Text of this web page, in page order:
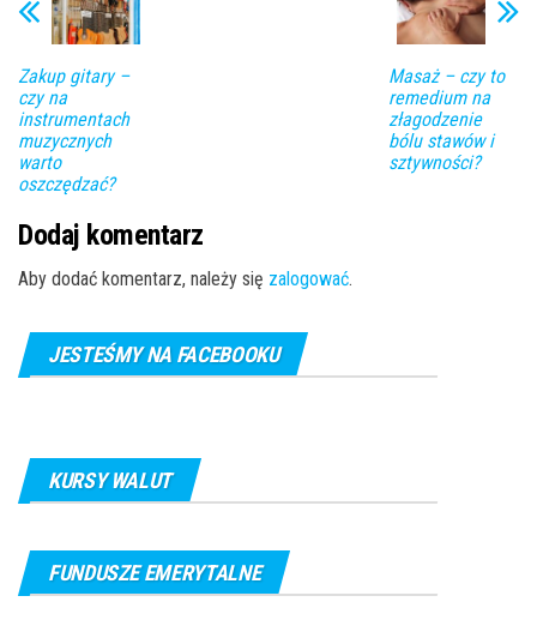
Zakup gitary –
czy na
instrumentach
muzycznych
warto
oszczędzać?
Masaż – czy to
remedium na
złagodzenie
bólu stawów i
sztywności?
Dodaj komentarz
Aby dodać komentarz, należy się zalogować.
JESTEŚMY NA FACEBOOKU
KURSY WALUT
FUNDUSZE EMERYTALNE